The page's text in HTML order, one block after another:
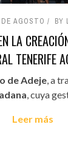
DE AGOSTO BY
LA
TENERIFE
de Adeje, a
, cuya
Leer más